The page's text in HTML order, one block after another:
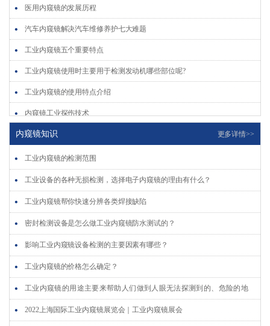
医用内窥镜的发展历程
汽车内窥镜解决汽车维修养护七大难题
工业内窥镜五个重要特点
工业内窥镜使用时主要用于检测发动机哪些部位呢?
工业内窥镜的使用特点介绍
内窥镜工业探伤技术
内窥镜的维护保养
内窥镜知识 更多详情>>
工业内窥镜的检测范围
工业设备的各种无损检测，选择电子内窥镜的理由有什么？
工业内窥镜帮你快速分辨各类焊接缺陷
密封检测设备是怎么做工业内窥镜防水测试的？
影响工业内窥镜设备检测的主要因素有哪些？
工业内窥镜的价格怎么确定？
工业内窥镜的用途主要来帮助人们做到人眼无法探测到的、危险的地
方。
2022上海国际工业内窥镜展览会｜工业内窥镜展会